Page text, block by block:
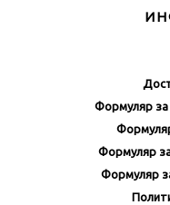
Формуляр за
Формуляр
Формуляр